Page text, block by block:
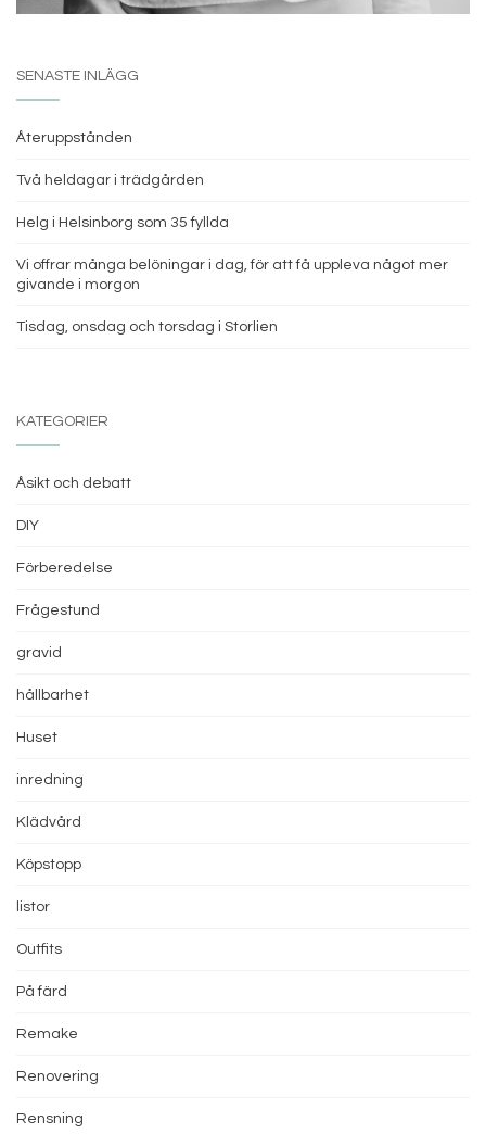
SENASTE INLÄGG
Återuppstånden
Två heldagar i trädgården
Helg i Helsinborg som 35 fyllda
Vi offrar många belöningar i dag, för att få uppleva något mer
givande i morgon
Tisdag, onsdag och torsdag i Storlien
KATEGORIER
Åsikt och debatt
DIY
Förberedelse
Frågestund
gravid
hållbarhet
Huset
inredning
Klädvård
Köpstopp
listor
Outfits
På färd
Remake
Renovering
Rensning